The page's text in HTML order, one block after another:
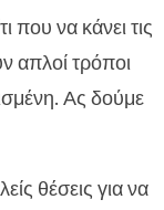
που να κάνει τις
απλοί τρόποι
Ας δούμε
θέσεις για να